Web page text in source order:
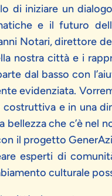
di iniziare un
e il futuro
Notari, direttore
nostra città e i
dal basso con
evidenziata.
costruttiva e in una
che c’è nel
il progetto
esperti di
culturale